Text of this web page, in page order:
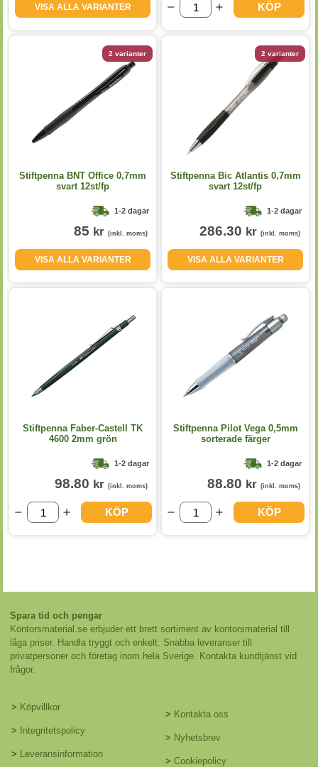
VISA ALLA VARIANTER KÖP
2 varianter
Stiftpenna BNT Office 0,7mm
svart 12st/fp
1-2 dagar
85 kr (inkl. moms)
VISA ALLA VARIANTER
2 varianter
Stiftpenna Bic Atlantis 0,7mm
svart 12st/fp
1-2 dagar
286.30 kr (inkl. moms)
VISA ALLA VARIANTER
Stiftpenna Faber-Castell TK
4600 2mm grön
1-2 dagar
98.80 kr (inkl. moms)
KÖP
Stiftpenna Pilot Vega 0,5mm
sorterade färger
1-2 dagar
88.80 kr (inkl. moms)
KÖP
Spara tid och pengar
Kontorsmaterial.se erbjuder ett brett sortiment av kontorsmaterial till
låga priser. Handla tryggt och enkelt. Snabba leveranser till
privatpersoner och företag inom hela Sverige. Kontakta kundtjänst vid
frågor.
> Köpvillkor
> Integritetspolicy
> Leveransinformation
> Kontakta oss
> Nyhetsbrev
> Cookiepolicy